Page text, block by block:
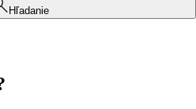
Hľadanie